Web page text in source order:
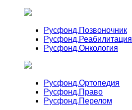
Русфонд.Позвоночник
Русфонд.Реабилитация
Русфонд.Онкология
Русфонд.Ортопедия
Русфонд.Право
Русфонд.Перелом